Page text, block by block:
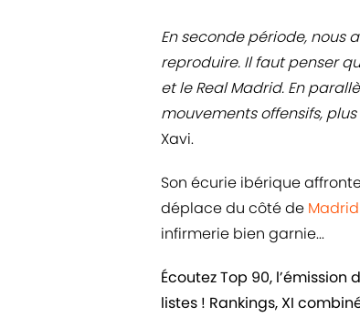
En seconde période, nous
reproduire. Il faut penser
et le Real Madrid. En
mouvements offensifs,
Xavi.
Son écurie ibérique
déplace du côté de Madrid
infirmerie bien garnie...
Écoutez Top 90,
listes ! Rankings, XI